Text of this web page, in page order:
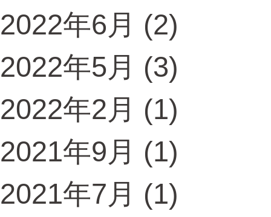
2022年6月 (2)
2022年5月 (3)
2022年2月 (1)
2021年9月 (1)
2021年7月 (1)